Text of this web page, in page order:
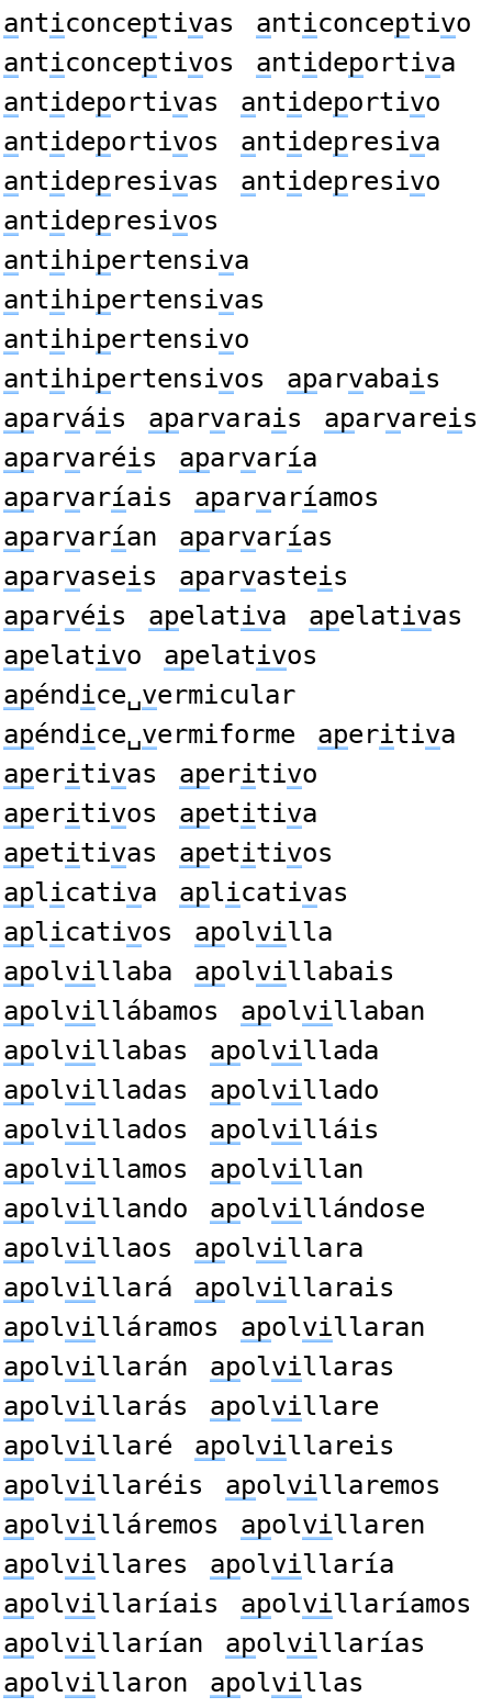
anticonceptivas anticonceptivo
anticonceptivos antideportiva
antideportivas antideportivo
antideportivos antidepresiva
antidepresivas antidepresivo
antidepresivos
antihipertensiva
antihipertensivas
antihipertensivo
antihipertensivos aparvabais
aparváis aparvarais aparvareis
aparvaréis aparvaría
aparvaríais aparvaríamos
aparvarían aparvarías
aparvaseis aparvasteis
aparvéis apelativa apelativas
apelativo apelativos
apénd ice␣vermicular
apénd ice␣vermiforme aperitiva
aperitivas aperitivo
aperitivos apetitiva
apetitivas apetitivos
aplicativa aplicativas
aplicativos apolvilla
apolvillaba apolvillabais
apolvillábamos apolvillaban
apolvillabas apolvillada
apolvilladas apolvillado
apolvillados apolvilláis
apolvillamos apolvillan
apolvillando apolvillándose
apolvillaos apolvillara
apolvillará apolvillarais
apolvilláramos apolvillaran
apolvillarán apolvillaras
apolvillarás apolvillare
apolvillaré apolvillareis
apolvillaréis apolvillaremos
apolvilláremos apolvillaren
apolvillares apolvillaría
apolvillaríais apolvillaríamos
apolvillarían apolvillarías
apolvillaron apolvillas